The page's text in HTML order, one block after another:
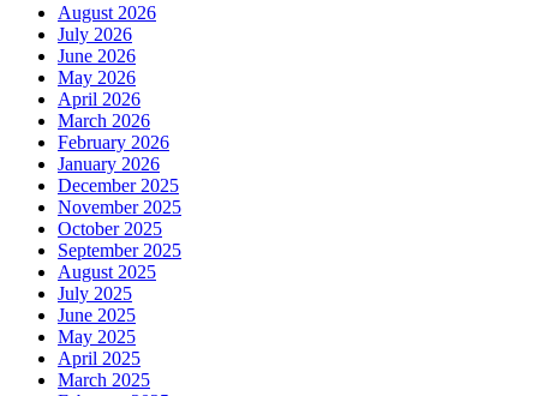
August 2026
July 2026
June 2026
May 2026
April 2026
March 2026
February 2026
January 2026
December 2025
November 2025
October 2025
September 2025
August 2025
July 2025
June 2025
May 2025
April 2025
March 2025